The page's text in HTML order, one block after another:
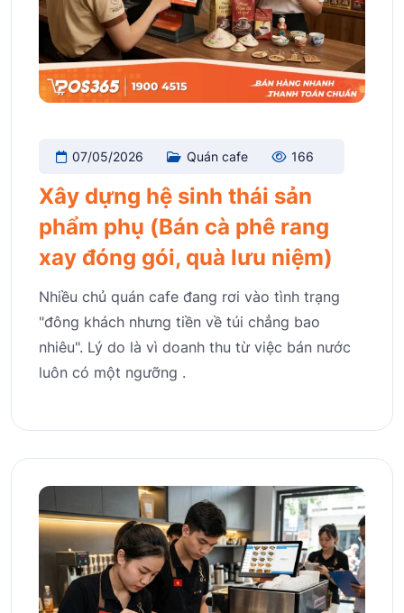
07/05/2026 Quán cafe 166
Xây dựng hệ sinh thái sản
phẩm phụ (Bán cà phê rang
xay đóng gói, quà lưu niệm)
Nhiều chủ quán cafe đang rơi vào tình trạng
"đông khách nhưng tiền về túi chẳng bao
nhiêu". Lý do là vì doanh thu từ việc bán nước
luôn có một ngưỡng .